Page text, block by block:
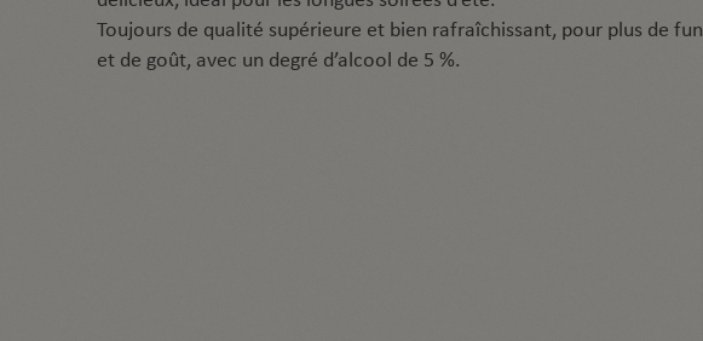
Toujours de qualité supérieure et bien rafraîchissant, pour plus de fun
et de goût, avec un degré d’alcool de 5 %.